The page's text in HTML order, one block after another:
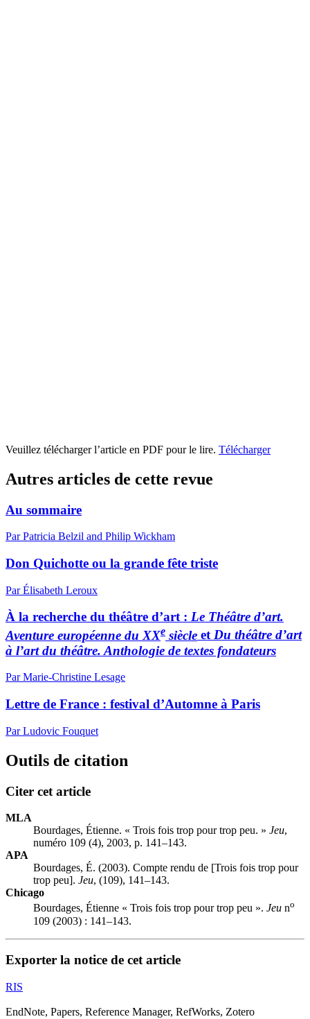
Veuillez télécharger l’article en PDF pour le lire. Télécharger
Autres articles de cette revue
Au sommaire
Par Patricia Belzil and Philip Wickham
Don Quichotte ou la grande fête triste
Par Élisabeth Leroux
À la recherche du théâtre d’art : Le Théâtre d’art.
Aventure européenne du XXe siècle etDu théâtre d’art
à l’art du théâtre. Anthologie de textes fondateurs
Par Marie-Christine Lesage
Lettre de France : festival d’Automne à Paris
Par Ludovic Fouquet
Outils de citation
Citer cet article
MLA
Bourdages, Étienne. « Trois fois trop pour trop peu. » Jeu,
numéro 109 (4), 2003, p. 141–143.
APA
Bourdages, É. (2003). Compte rendu de [Trois fois trop pour
trop peu]. Jeu, (109), 141–143.
Chicago
Bourdages, Étienne « Trois fois trop pour trop peu ». Jeu no
109 (2003) : 141–143.
Exporter la notice de cet article
RIS
EndNote, Papers, Reference Manager, RefWorks, Zotero